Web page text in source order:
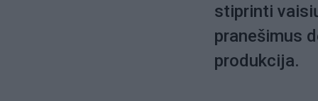
stiprinti
pranešimus
produkcija.